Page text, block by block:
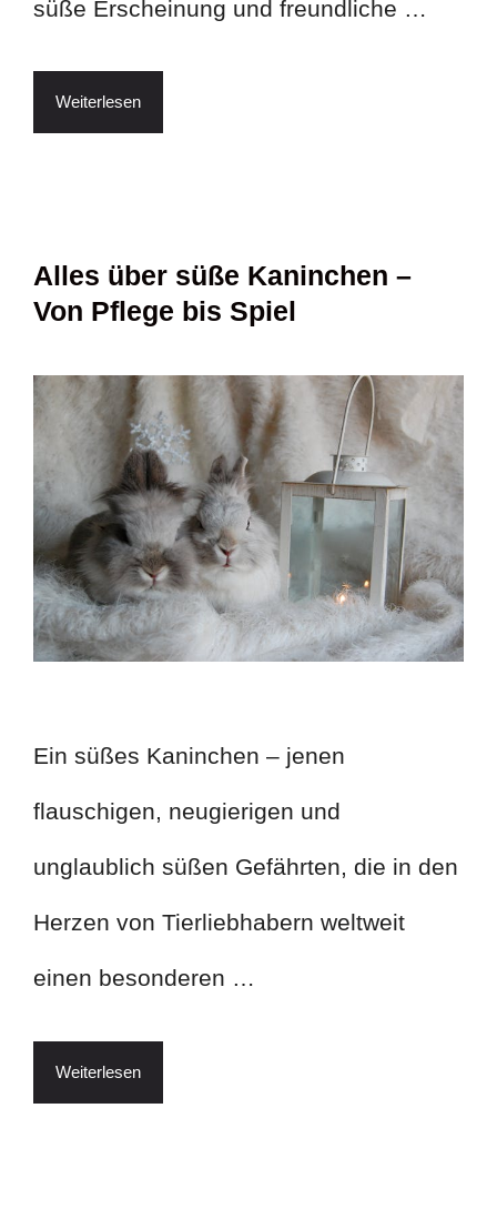
süße Erscheinung und freundliche …
Weiterlesen
Alles über süße Kaninchen –
Von Pflege bis Spiel
Ein süßes Kaninchen – jenen
flauschigen, neugierigen und
unglaublich süßen Gefährten, die in den
Herzen von Tierliebhabern weltweit
einen besonderen …
Weiterlesen